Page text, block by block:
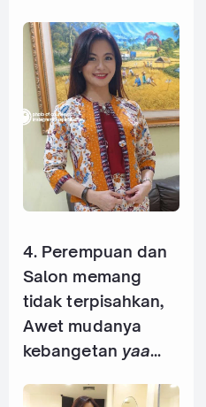
4. Perempuan dan
Salon memang
tidak terpisahkan,
Awet mudanya
kebangetan yaa...